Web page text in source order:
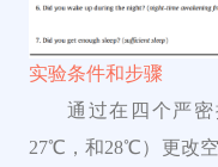
实验条件和步骤
通过在四个严
27℃，和28℃）更改空